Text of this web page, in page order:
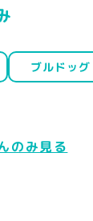
ブルドッグ
のみ見る